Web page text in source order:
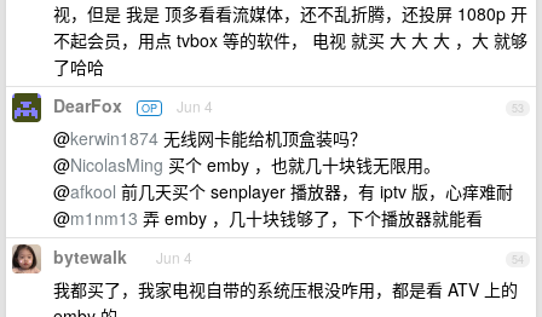
视，但是 我是 顶多看看流媒体，还不乱折腾，还投屏 1080p 开
不起会员，用点 tvbox 等的软件， 电视 就买 大 大 大 ，大 就够
了哈哈
53
DearFox OP Jun 4
@kerwin1874 无线网卡能给机顶盒装吗？
@NicolasMing 买个 emby ，也就几十块钱无限用。
@afkool 前几天买个 senplayer 播放器，有 iptv 版，心痒难耐
@m1nm13 弄 emby ，几十块钱够了，下个播放器就能看
54
bytewalk Jun 4
我都买了，我家电视自带的系统压根没咋用，都是看 ATV 上的